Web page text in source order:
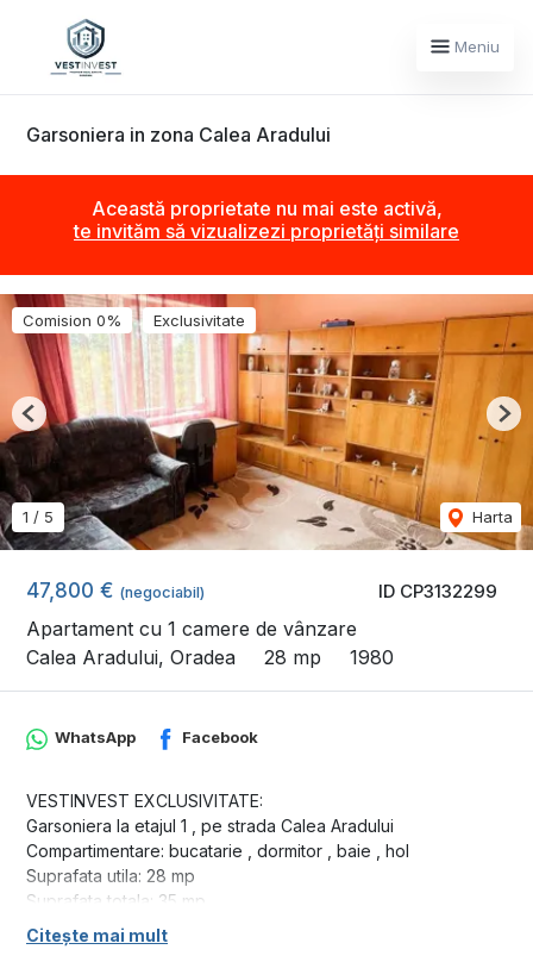
Meniu
Garsoniera in zona Calea Aradului
Această proprietate nu mai este activă,
te invităm să vizualizezi proprietăți similare
ID CP3132299
47,800 € (negociabil)
Apartament cu 1 camere de vânzare
Calea Aradului, Oradea
28 mp 1980
Comision 0% Exclusivitate
1 / 5 Harta
Previous
WhatsApp Facebook
VESTINVEST EXCLUSIVITATE:
Garsoniera la etajul 1 , pe strada Calea Aradului
Compartimentare: bucatarie , dormitor , baie , hol
Suprafata utila: 28 mp
Suprafata totala: 35 mp
Imobilul este situata intr-o zona foarte buna , la 2 min de mers
pe jos de statia de tramvai si 5 minute de biserica Emanuel si
Citește mai mult